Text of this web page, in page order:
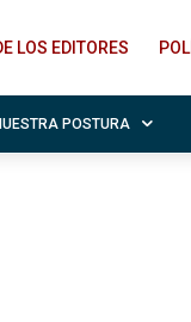
LOS EDITORES
POSTURA